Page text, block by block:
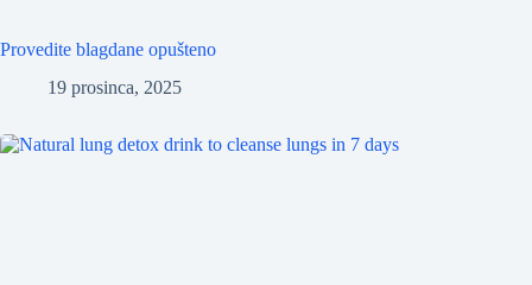
Provedite blagdane opušteno
19 prosinca, 2025